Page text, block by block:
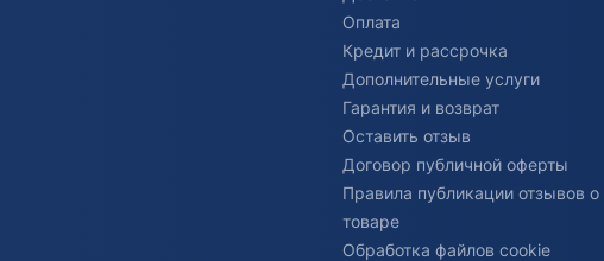
Оплата
Кредит и рассрочка
Дополнительные услуги
Гарантия и возврат
Оставить отзыв
Договор публичной оферты
Правила публикации отзывов о
товаре
Обработка файлов cookie